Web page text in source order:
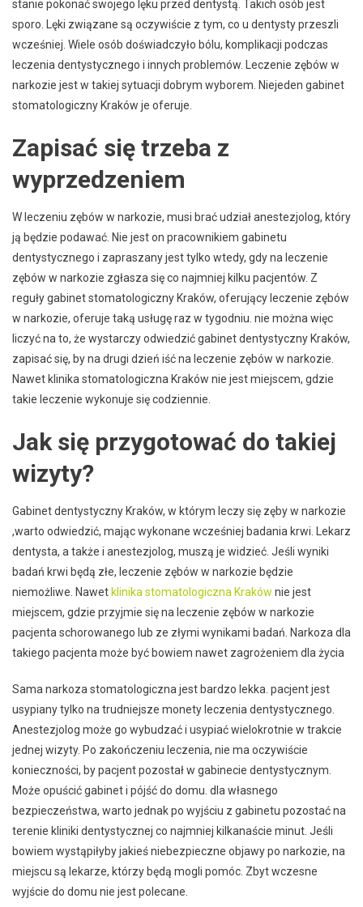
stanie pokonać swojego lęku przed dentystą. Takich osób jest
sporo. Lęki związane są oczywiście z tym, co u dentysty przeszli
wcześniej. Wiele osób doświadczyło bólu, komplikacji podczas
leczenia dentystycznego i innych problemów. Leczenie zębów w
narkozie jest w takiej sytuacji dobrym wyborem. Niejeden gabinet
stomatologiczny Kraków je oferuje.
Zapisać się trzeba z
wyprzedzeniem
W leczeniu zębów w narkozie, musi brać udział anestezjolog, który
ją będzie podawać. Nie jest on pracownikiem gabinetu
dentystycznego i zapraszany jest tylko wtedy, gdy na leczenie
zębów w narkozie zgłasza się co najmniej kilku pacjentów. Z
reguły gabinet stomatologiczny Kraków, oferujący leczenie zębów
w narkozie, oferuje taką usługę raz w tygodniu. nie można więc
liczyć na to, że wystarczy odwiedzić gabinet dentystyczny Kraków,
zapisać się, by na drugi dzień iść na leczenie zębów w narkozie.
Nawet klinika stomatologiczna Kraków nie jest miejscem, gdzie
takie leczenie wykonuje się codziennie.
Jak się przygotować do takiej
wizyty?
Gabinet dentystyczny Kraków, w którym leczy się zęby w narkozie
,warto odwiedzić, mając wykonane wcześniej badania krwi. Lekarz
dentysta, a także i anestezjolog, muszą je widzieć. Jeśli wyniki
badań krwi będą złe, leczenie zębów w narkozie będzie
niemożliwe. Nawet klinika stomatologiczna Kraków nie jest
miejscem, gdzie przyjmie się na leczenie zębów w narkozie
pacjenta schorowanego lub ze złymi wynikami badań. Narkoza dla
takiego pacjenta może być bowiem nawet zagrożeniem dla życia
Sama narkoza stomatologiczna jest bardzo lekka. pacjent jest
usypiany tylko na trudniejsze monety leczenia dentystycznego.
Anestezjolog może go wybudzać i usypiać wielokrotnie w trakcie
jednej wizyty. Po zakończeniu leczenia, nie ma oczywiście
konieczności, by pacjent pozostał w gabinecie dentystycznym.
Może opuścić gabinet i pójść do domu. dla własnego
bezpieczeństwa, warto jednak po wyjściu z gabinetu pozostać na
terenie kliniki dentystycznej co najmniej kilkanaście minut. Jeśli
bowiem wystąpiłyby jakieś niebezpieczne objawy po narkozie, na
miejscu są lekarze, którzy będą mogli pomóc. Zbyt wczesne
wyjście do domu nie jest polecane.